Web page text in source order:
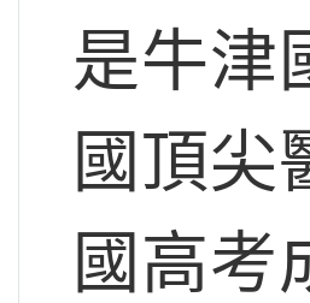
是牛津
國頂尖
國高考